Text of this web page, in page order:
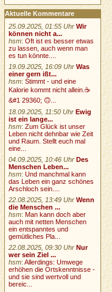
Aktuelle Kommentare
25.09.2025, 01:55 Uhr Wir
können nicht a...
hsm:Oft ist es besser etwas
zu lassen, auch wenn man
es tun könnte....
19.09.2025, 16:09 Uhr Was
einer gern ißt...
hsm:Stimmt - und eine
Kalorie kommt nicht allein.☕
&#1 29360; 🙃...
18.09.2025, 11:50 Uhr Ewig
ist ein lange...
hsm:Zum Glück ist unser
Leben nicht dehnbar wie Zeit
und Raum. Stellt euch mal
eine...
04.09.2025, 10:46 Uhr Des
Menschen Leben...
hsm:Und manchmal kann
das Leben ein ganz schönes
Arschloch sein....
22.08.2025, 13:49 Uhr Wenn
die Menschen ...
hsm:Man kann doch aber
auch mit netten Menschen
ein entspanntes und
gemütliches Pla...
22.08.2025, 09:30 Uhr Nur
wer sein Ziel ...
hsm:Allerdings: Umwege
erhöhen die Ortskenntnisse -
und sie sind wertvoll und
bereic...